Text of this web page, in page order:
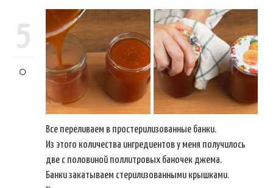
5
Все переливаем в простерилизованные банки.
Из этого количества ингредиентов у меня получилось
две с половиной поллитровых баночек джема.
Банки закатываем стерилизованными крышками.